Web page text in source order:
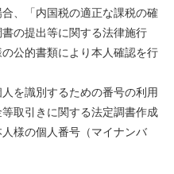
、「内国税の適正な課税の確
の提出等に関する法律施行
公的書類により本人確認を行
を識別するための番号の利用
取引きに関する法定調書作成
様の個人番号（マイナンバ